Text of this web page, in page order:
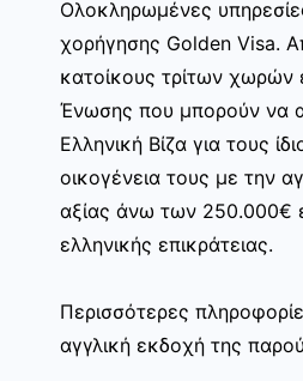
Ολοκληρωμένες
χορήγησης Golden Visa.
κατοίκους τρίτων χωρών
Ένωσης που μπορούν να
Ελληνική Βίζα για τους
οικογένεια τους με την
αξίας άνω των 250.000€
ελληνικής επικράτειας.
Περισσότερες
αγγλική εκδοχή της